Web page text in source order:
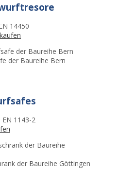
14450
der Baureihe Bern
1143-2
der Baureihe Göttingen